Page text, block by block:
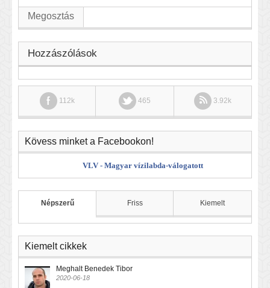
Megosztás
Hozzászólások
112k 465 3.92k
Kövess minket a Facebookon!
VLV - Magyar vízilabda-válogatott
Népszerű Friss Kiemelt
Kiemelt cikkek
Meghalt Benedek Tibor
2020-06-18